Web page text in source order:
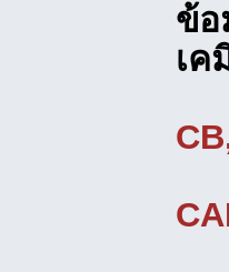
ข้อ
เค